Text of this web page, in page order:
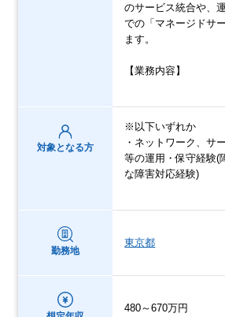
のサービス統合や、
での「マネージドサ
ます。
【業務内容】
対象となる方
※以下いずれか
・ネットワーク、サ
等の運用・保守経験(
な障害対応経験)
勤務地
東京都
480～670万円